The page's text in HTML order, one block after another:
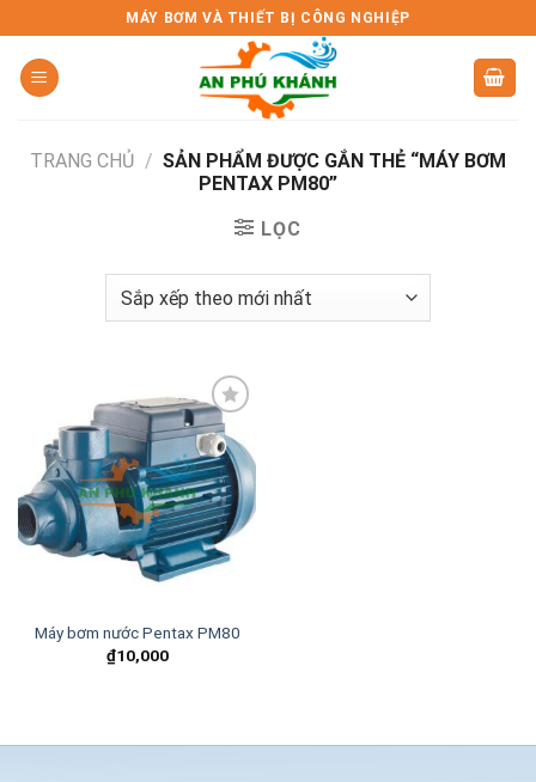
to
content
MÁY BƠM VÀ THIẾT BỊ CÔNG NGHIỆP
TRANG CHỦ / SẢN PHẨM ĐƯỢC GẮN THẺ “MÁY BƠM
PENTAX PM80”
LỌC
Add to
wishlist
Máy bơm nước Pentax PM80
₫10,000